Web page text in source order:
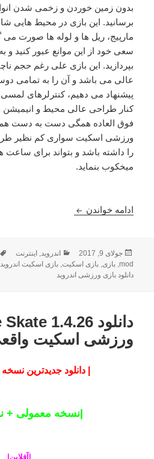
بدون زمین خوردن و زخمی شدن
برسانید. این بازی در محیط هایی
مارپیج، ریل ها و لوله ها صورت می
سعی خود از این موانع عبور کنید و
بپردازید. این بازی علی رغم حجم
عالی می باشد و آن را به تمامی
پیشنهاد می دهیم، کنترلرهای لمسی
کنار طراحی عالی محیط و انیمیشن
فوق العاده همگی دست به دست هم
ورزشی اسکیت سواری کم نظیر
را داشته باشد و بتواند برای
میخکوب بنماید.
ادامه خواندن دانلود True Skate 1.4.26 – بازی ورزشی اسکیت واقعی + مود
ارسال
شده
در
جولای 9, 2017 دسته‌ها
اندروید, اینترنت
mod
,بازی,بازی اسکیت,بازی اسکیت اندروید
دانلود بازی ورزشی اندروید
ورزشی اسکیت
| دانلود جدیدترین نسخه True Skate|
|نسخه معمولی +
|آفلاین|